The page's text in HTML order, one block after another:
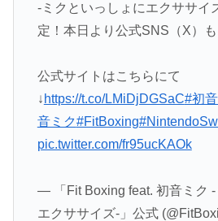
-ミクといっしょにエクササイ
定！本日より公式SNS（X）も
公式サイトはこちらにて
↓ https://t.co/LMiDjDGSaC#初
音ミク#FitBoxing
pic.twitter.com/fr95ucKAOk
— 「Fit Boxing feat. 初音ミク -
エクササイズ-」公式